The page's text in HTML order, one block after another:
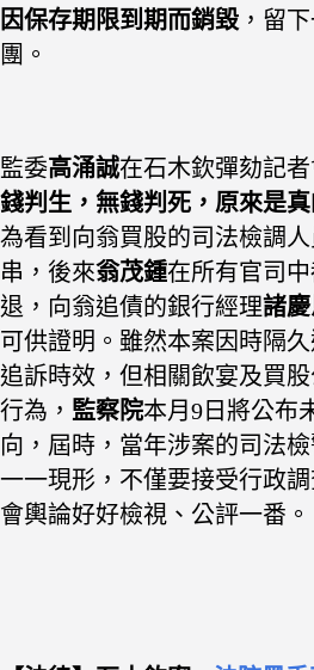
因保存期限到期而銷毀 ，留
團。
監委高涌誠在石木欽彈劾記
錢判生，無錢判死，原來是真
為看到向翁買股的司法檢調
串，後來翁茂鍾在所有官司
退，向翁追債的銀行經理諸
可供證明。 雖然本案因時隔
追訴時效，但相關飲宴及買
行為， 監察院本月9日將公布
向，屆時，當年涉案的司法
一一現形，不僅要接受行政
會輿論好好檢視、公評一番。